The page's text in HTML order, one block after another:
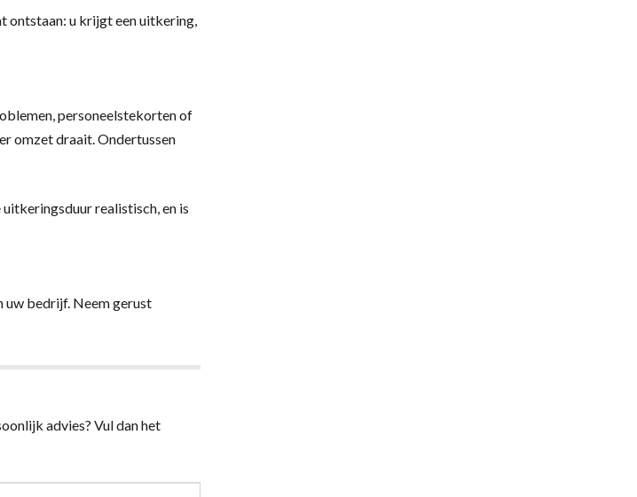
ontstaan: u krijgt een uitkering,
personeelstekorten of
omzet draait. Ondertussen
realistisch, en is
uw bedrijf. Neem gerust
advies? Vul dan het